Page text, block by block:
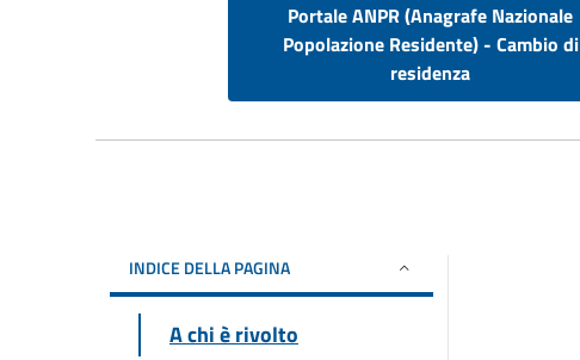
Portale ANPR (Anagrafe Nazionale
Popolazione Residente) - Cambio di
residenza
INDICE DELLA PAGINA
A chi è rivolto